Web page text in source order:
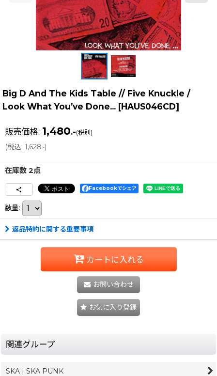
Big D And The Kids Table // Five Knuckle ‎/
Look What You’ve Done... [HAUS046CD]
販売価格: 1,480.-(税別)
(税込: 1,628.-)
在庫数 2点
Facebookでシェア
数量:
返品特約に関する重要事項
カートに入れる
お問い合わせ
お気に入り登録
関連グループ
SKA | SKA PUNK